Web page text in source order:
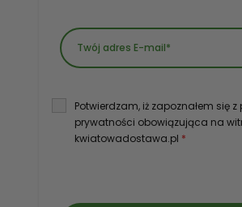
Potwierdzam, iż zapoznałem się z
prywatności obowiązująca na
kwiatowadostawa.pl *